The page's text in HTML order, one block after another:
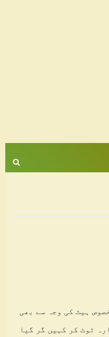
ہیٹ کی وجہ سے بھی
ٹوٹ کر کہیں گر گیا